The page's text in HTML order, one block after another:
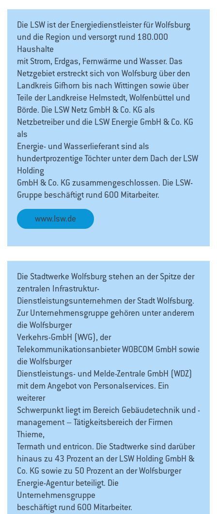
Die LSW ist der Energiedienstleister für Wolfsburg
und die Region und versorgt rund 180.000
Haushalte
mit Strom, Erdgas, Fernwärme und Wasser. Das
Netzgebiet erstreckt sich von Wolfsburg über den
Landkreis Gifhorn bis nach Wittingen sowie über
Teile der Landkreise Helmstedt, Wolfenbüttel und
Börde. Die LSW Netz GmbH & Co. KG als
Netzbetreiber und die LSW Energie GmbH & Co. KG
als
Energie- und Wasserlieferant sind als
hundertprozentige Töchter unter dem Dach der LSW
Holding
GmbH & Co. KG zusammengeschlossen. Die LSW-
Gruppe beschäftigt rund 600 Mitarbeiter.
www.lsw.de
Die Stadtwerke Wolfsburg stehen an der Spitze der
zentralen Infrastruktur-
Dienstleistungsunternehmen der Stadt Wolfsburg.
Zur Unternehmensgruppe gehören unter anderem
die Wolfsburger
Verkehrs-GmbH (WVG), der
Telekommunikationsanbieter WOBCOM GmbH sowie
die Wolfsburger
Dienstleistungs- und Melde-Zentrale GmbH (WDZ)
mit dem Angebot von Personalservices. Ein
weiterer
Schwerpunkt liegt im Bereich Gebäudetechnik und -
management – Tätigkeitsbereich der Firmen
Thieme,
Termath und entricon. Die Stadtwerke sind darüber
hinaus zu 43 Prozent an der LSW Holding GmbH &
Co. KG sowie zu 50 Prozent an der Wolfsburger
Energie-Agentur beteiligt. Die
Unternehmensgruppe
beschäftigt rund 600 Mitarbeiter.